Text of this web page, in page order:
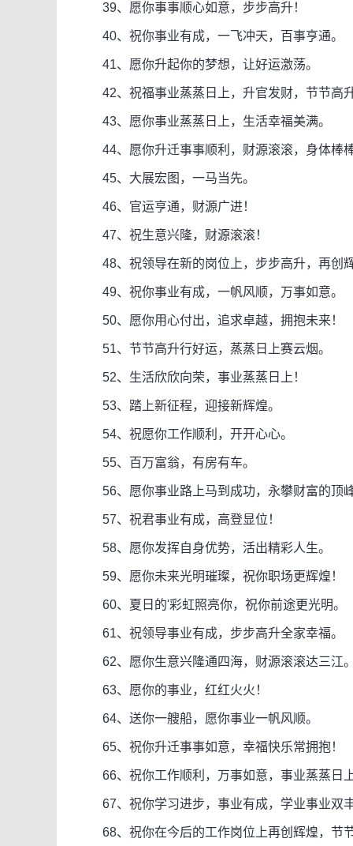
39、愿你事事顺心如意，步步高升！
40、祝你事业有成，一飞冲天，百事亨通。
41、愿你升起你的梦想，让好运激荡。
42、祝福事业蒸蒸日上，升官发财，节节高升
43、愿你事业蒸蒸日上，生活幸福美满。
44、愿你升迁事事顺利，财源滚滚，身体棒棒
45、大展宏图，一马当先。
46、官运亨通，财源广进！
47、祝生意兴隆，财源滚滚！
48、祝领导在新的岗位上，步步高升，再创辉
49、祝你事业有成，一帆风顺，万事如意。
50、愿你用心付出，追求卓越，拥抱未来！
51、节节高升行好运，蒸蒸日上赛云烟。
52、生活欣欣向荣，事业蒸蒸日上！
53、踏上新征程，迎接新辉煌。
54、祝愿你工作顺利，开开心心。
55、百万富翁，有房有车。
56、愿你事业路上马到成功，永攀财富的顶峰
57、祝君事业有成，高登显位！
58、愿你发挥自身优势，活出精彩人生。
59、愿你未来光明璀璨，祝你职场更辉煌！
60、夏日的'彩虹照亮你，祝你前途更光明。
61、祝领导事业有成，步步高升全家幸福。
62、愿你生意兴隆通四海，财源滚滚达三江。
63、愿你的事业，红红火火！
64、送你一艘船，愿你事业一帆风顺。
65、祝你升迁事事如意，幸福快乐常拥抱！
66、祝你工作顺利，万事如意，事业蒸蒸日上
67、祝你学习进步，事业有成，学业事业双丰
68、祝你在今后的工作岗位上再创辉煌，节节